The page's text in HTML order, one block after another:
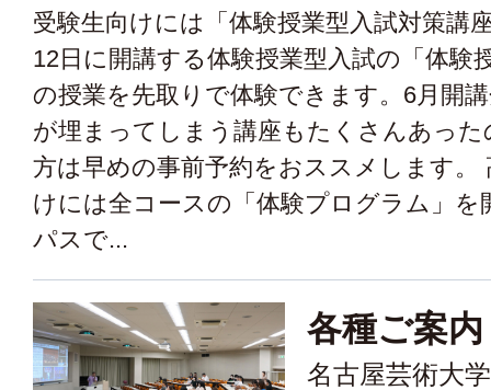
受験生向けには「体験授業型入試対策講
12日に開講する体験授業型入試の「体験
の授業を先取りで体験できます。6月開
が埋まってしまう講座もたくさんあっ
方は早めの事前予約をおススメします。
けには全コースの「体験プログラム」を
パスで...
各種ご案内
名古屋芸術大学